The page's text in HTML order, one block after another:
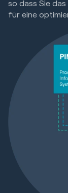
so dass Sie
für eine